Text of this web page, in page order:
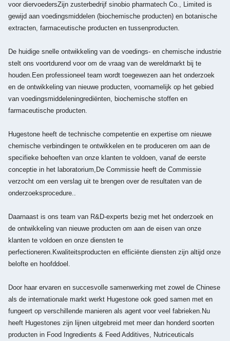
voor diervoedersZijn zusterbedrijf sinobio pharmatech Co., Limited is
gewijd aan voedingsmiddelen (biochemische producten) en botanische
extracten, farmaceutische producten en tussenproducten.
De huidige snelle ontwikkeling van de voedings- en chemische industrie
stelt ons voortdurend voor om de vraag van de wereldmarkt bij te
houden.Een professioneel team wordt toegewezen aan het onderzoek
en de ontwikkeling van nieuwe producten, voornamelijk op het gebied
van voedingsmiddeleningrediënten, biochemische stoffen en
farmaceutische producten.
Hugestone heeft de technische competentie en expertise om nieuwe
chemische verbindingen te ontwikkelen en te produceren om aan de
specifieke behoeften van onze klanten te voldoen, vanaf de eerste
conceptie in het laboratorium,De Commissie heeft de Commissie
verzocht om een verslag uit te brengen over de resultaten van de
onderzoeksprocedure..
Daarnaast is ons team van R&D-experts bezig met het onderzoek en
de ontwikkeling van nieuwe producten om aan de eisen van onze
klanten te voldoen en onze diensten te
perfectioneren.Kwaliteitsproducten en efficiënte diensten zijn altijd onze
belofte en hoofddoel.
Door haar ervaren en succesvolle samenwerking met zowel de Chinese
als de internationale markt werkt Hugestone ook goed samen met en
fungeert op verschillende manieren als agent voor veel fabrieken.Nu
heeft Hugestones zijn lijnen uitgebreid met meer dan honderd soorten
producten in Food Ingredients & Feed Additives, Nutriceuticals